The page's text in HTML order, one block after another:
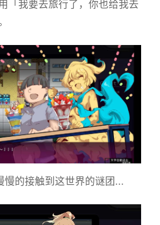
「我要去旅行了，你也给我去
慢的接触到这世界的谜团...